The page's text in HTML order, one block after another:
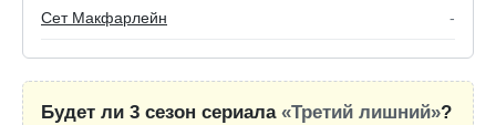
Сет Макфарлейн -
Будет ли 3 сезон сериала «Третий лишний»?